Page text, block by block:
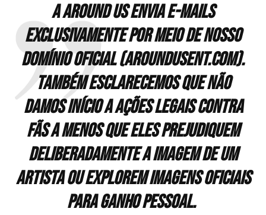
A Around US envia e-mails
exclusivamente por meio de nosso
domínio oficial (aroundusent.com).
Também esclarecemos que não
damos início a ações legais contra
fãs a menos que eles prejudiquem
deliberadamente a imagem de um
artista ou explorem imagens oficiais
para ganho pessoal.